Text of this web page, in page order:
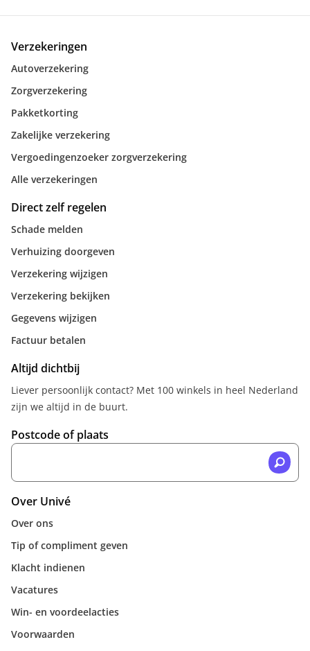
Verzekeringen
Autoverzekering
Zorgverzekering
Pakketkorting
Zakelijke verzekering
Vergoedingenzoeker zorgverzekering
Alle verzekeringen
Direct zelf regelen
Schade melden
Verhuizing doorgeven
Verzekering wijzigen
Verzekering bekijken
Gegevens wijzigen
Factuur betalen
Altijd dichtbij
Liever persoonlijk contact? Met 100 winkels in heel Nederland
zijn we altijd in de buurt.
Postcode of plaats
Over Univé
Over ons
Tip of compliment geven
Klacht indienen
Vacatures
Win- en voordeelacties
Voorwaarden